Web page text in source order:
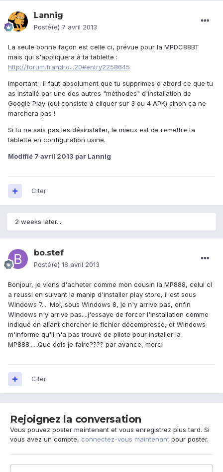
Lannig
Posté(e) 7 avril 2013
La seule bonne façon est celle ci, prévue pour la MPDC88BT
mais qui s'appliquera à ta tablette :
http://forum.frandro...20#entry2258645
Important : il faut absolument que tu supprimes d'abord ce que tu
as installé par une des autres "méthodes" d'installation de
Google Play (qui consiste à cliquer sur 3 ou 4 APK) sinon ça ne
marchera pas !
Si tu ne sais pas les désinstaller, le mieux est de remettre ta
tablette en configuration usine.
Modifié 7 avril 2013 par Lannig
Citer
2 weeks later...
bo.stef
Posté(e) 18 avril 2013
Bonjour, je viens d'acheter comme mon cousin la MP888, celui ci
a reussi en suivant la manip d'installer play store, il est sous
Windows 7.... Moi, sous Windows 8, je n'y arrive pas, enfin
Windows n'y arrive pas....j'essaye de forcer l'installation comme
indiqué en allant chercher le fichier décompressé, et Windows
m'informe qu'il n'a pas trouvé de pilote pour installer la
MP888......Que dois je faire???? par avance, merci
Citer
Rejoignez la conversation
Vous pouvez poster maintenant et vous enregistrez plus tard. Si
vous avez un compte, connectez-vous maintenant pour poster.